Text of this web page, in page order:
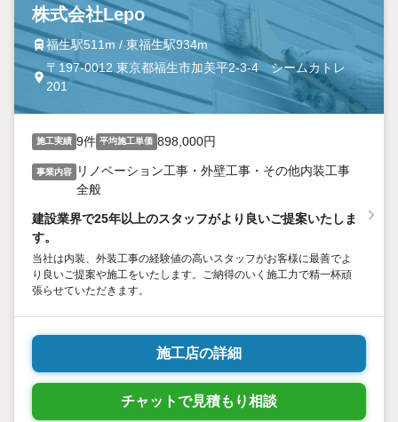
株式会社Lepo
福生駅511m / 東福生駅934m
〒197-0012 東京都福生市加美平2-3-4 シームカトレ
201
施工実績 9件 平均施工単価 898,000円
事業内容 リノベーション工事・外壁工事・その他内装工事
全般
建設業界で25年以上のスタッフがより良いご提案いたしま
す。
当社は内装、外装工事の経験値の高いスタッフがお客様に最善でよ
り良いご提案や施工をいたします。ご納得のいく施工力で精一杯頑
張らせていただきます。
施工店の詳細
チャットで見積もり相談